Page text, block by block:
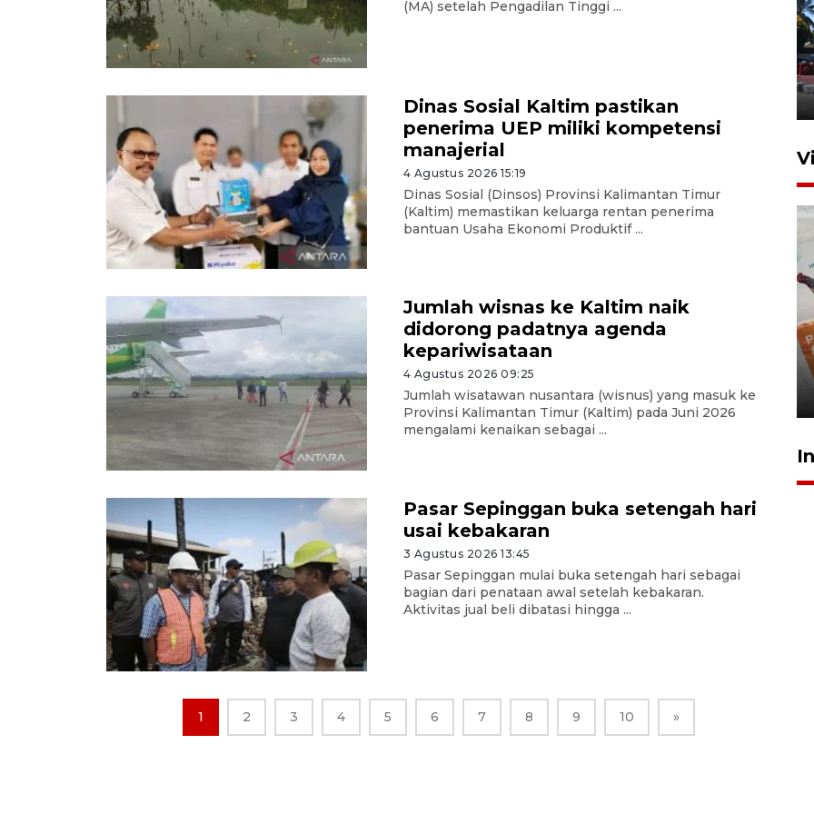
(MA) setelah Pengadilan Tinggi ...
Dinas Sosial Kaltim pastikan
penerima UEP miliki kompetensi
manajerial
4 Agustus 2026 15:19
Dinas Sosial (Dinsos) Provinsi Kalimantan Timur
(Kaltim) memastikan keluarga rentan penerima
bantuan Usaha Ekonomi Produktif ...
Jumlah wisnas ke Kaltim naik
didorong padatnya agenda
kepariwisataan
4 Agustus 2026 09:25
Jumlah wisatawan nusantara (wisnus) yang masuk ke
Provinsi Kalimantan Timur (Kaltim) pada Juni 2026
mengalami kenaikan sebagai ...
Pasar Sepinggan buka setengah hari
usai kebakaran
3 Agustus 2026 13:45
Pasar Sepinggan mulai buka setengah hari sebagai
bagian dari penataan awal setelah kebakaran.
Aktivitas jual beli dibatasi hingga ...
1 2 3 4 5 6 7 8 9 10 »
31 Juli 2026 20:49
IKN mulai bangun hunian dari
investasi asing
20 Juli 2026 19:03